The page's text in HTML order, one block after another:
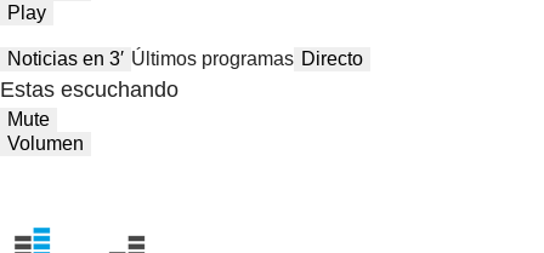
Play
Noticias en 3′ Últimos programas Directo
Estas escuchando
Mute
Volumen